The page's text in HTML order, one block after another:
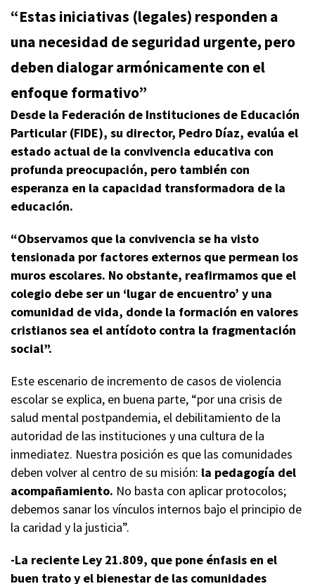
“Estas iniciativas (legales) responden a
una necesidad de seguridad urgente, pero
deben dialogar armónicamente con el
enfoque formativo”
Desde la Federación de Instituciones de Educación
Particular (FIDE), su director, Pedro Díaz, evalúa el
estado actual de la convivencia educativa con
profunda preocupación, pero también con
esperanza en la capacidad transformadora de la
educación.
“Observamos que la convivencia se ha visto
tensionada por factores externos que permean los
muros escolares. No obstante, reafirmamos que el
colegio debe ser un ‘lugar de encuentro’ y una
comunidad de vida, donde la formación en valores
cristianos sea el antídoto contra la fragmentación
social”.
Este escenario de incremento de casos de violencia
escolar se explica, en buena parte, “por una crisis de
salud mental postpandemia, el debilitamiento de la
autoridad de las instituciones y una cultura de la
inmediatez. Nuestra posición es que las comunidades
deben volver al centro de su misión: la pedagogía del
acompañamiento. No basta con aplicar protocolos;
debemos sanar los vínculos internos bajo el principio de
la caridad y la justicia”.
-La reciente Ley 21.809, que pone énfasis en el
buen trato y el bienestar de las comunidades